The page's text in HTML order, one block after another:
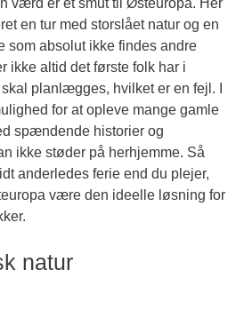
en tur med storslået natur og en
som absolut ikke findes andre
ikke altid det første folk har i
planlægges, hvilket er en fejl. I
for at opleve mange gamle
spændende historier og
ikke støder på herhjemme. Så
anderledes ferie end du plejer,
være den ideelle løsning for
natur